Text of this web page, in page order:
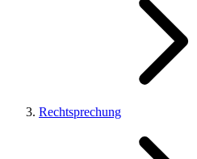
Rechtsprechung